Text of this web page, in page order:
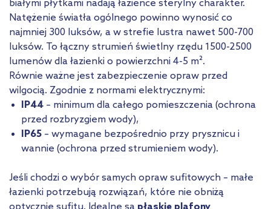
białymi płytkami nadają łazience sterylny charakter.
Natężenie światła ogólnego powinno wynosić co
najmniej 300 luksów, a w strefie lustra nawet 500-700
luksów. To łączny strumień świetlny rzędu 1500-2500
lumenów dla łazienki o powierzchni 4-5 m².
Równie ważne jest zabezpieczenie opraw przed
wilgocią. Zgodnie z normami elektrycznymi:
IP44 – minimum dla całego pomieszczenia (ochrona
przed rozbryzgiem wody),
IP65 – wymagane bezpośrednio przy prysznicu i
wannie (ochrona przed strumieniem wody).
Jeśli chodzi o wybór samych opraw sufitowych – małe
łazienki potrzebują rozwiązań, które nie obniżą